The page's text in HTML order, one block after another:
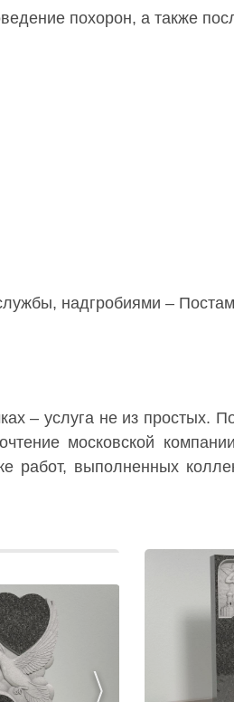
похорон, а также
надгробиями –
– услуга не из простых.
московской
работ, выполненных